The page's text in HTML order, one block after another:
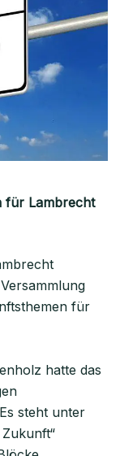
für Lambrecht
für
hatte das
steht unter